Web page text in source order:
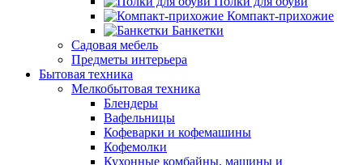
Компакт-прихожие
Банкетки
Садовая мебель
Предметы интерьера
Бытовая техника
Мелкобытовая техника
Блендеры
Вафельницы
Кофеварки и кофемашины
Кофемолки
Кухонные комбайны, машины и